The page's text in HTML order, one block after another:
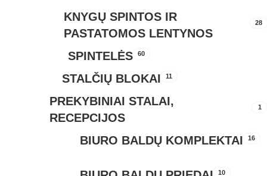
KNYGŲ SPINTOS IR
PASTATOMOS LENTYNOS
28
SPINTELĖS 60
STALČIŲ BLOKAI 11
PREKYBINIAI STALAI,
RECEPCIJOS
1
BIURO BALDŲ KOMPLEKTAI 16
10